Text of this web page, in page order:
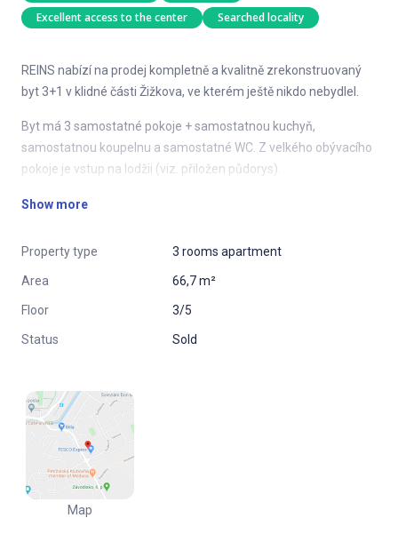
Excellent access to the center
Searched locality
REINS nabízí na prodej kompletně a kvalitně zrekonstruovaný
byt 3+1 v klidné části Žižkova, ve kterém ještě nikdo nebydlel.
Byt má 3 samostatné pokoje + samostatnou kuchyň,
samostatnou koupelnu a samostatné WC. Z velkého obývacího
pokoje je vstup na lodžii (viz. přiložen půdorys).
Byt se nachází ve 3. patře (z 5) v cihlovém bytovém domě s
Lokalita je známá množstvím zeleně. Vrch Třešňovka je v
docházkové vzdálenosti a nabízí prostor pro relax v přírodě, což
ocení zejména rodiny s dětmi.
Zastávka tramvaje 2 min. chůze od domu, dobrá dostupnost do
VÝMĚRA BYTU
– Užitná plocha: 74,49 m²
– Podlahová plocha: 67,99 m²
Show more
Property type 3 rooms apartment
Area 66,7 m²
Floor 3/5
Status Sold
Map